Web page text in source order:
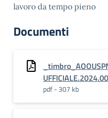
lavoro da tempo pieno
Documenti
pdf - 307 kb